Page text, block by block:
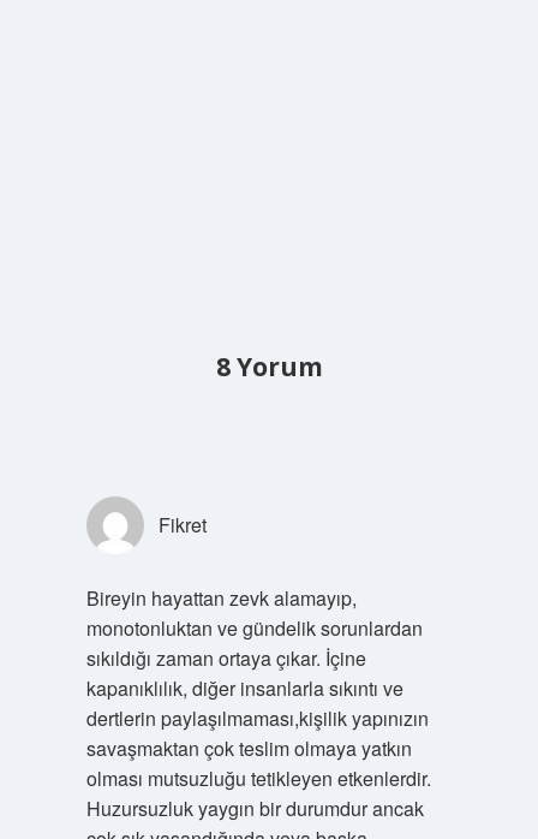
8 Yorum
Fikret
Bireyin hayattan zevk alamayıp,
monotonluktan ve gündelik sorunlardan
sıkıldığı zaman ortaya çıkar. İçine
kapanıklılık, diğer insanlarla sıkıntı ve
dertlerin paylaşılmaması,kişilik yapınızın
savaşmaktan çok teslim olmaya yatkın
olması mutsuzluğu tetikleyen etkenlerdir.
Huzursuzluk yaygın bir durumdur ancak